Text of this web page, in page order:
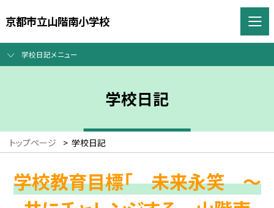
京都市立山階南小学校
学校日記メニュー
学校日記
トップページ > 学校日記
学校教育目標「 未来永笑 ～